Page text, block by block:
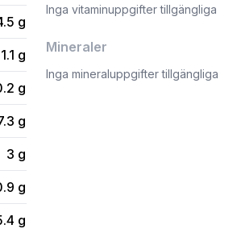
g
1.1 g
g
g
3 g
g
g
Inga vitaminuppgifter tillgängliga
Mineraler
Inga mineraluppgifter tillgängliga